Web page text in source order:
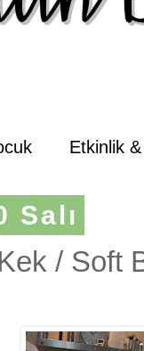
Etkinlik
Salı
/ Soft